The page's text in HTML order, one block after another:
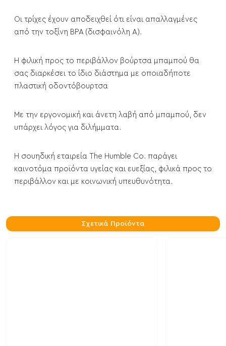
Οι τρίχες έχουν αποδειχθεί ότι είναι απαλλαγμένες
από την τοξίνη BPA (δισφαινόλη Α).
Η φιλική προς το περιβάλλον βούρτσα μπαμπού θα
σας διαρκέσει το ίδιο διάστημα με οποιαδήποτε
πλαστική οδοντόβουρτσα
Με την εργονομική και άνετη λαβή από μπαμπού, δεν
υπάρχει λόγος για διλήμματα.
Η σουηδική εταιρεία The Humble Co. παράγει
καινοτόμα προϊόντα υγείας και ευεξίας, φιλικά προς το
περιβάλλον και με κοινωνική υπευθυνότητα.
Σχετικά Προϊόντα